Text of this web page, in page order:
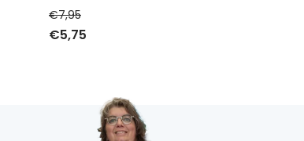
€7,95
€5,75